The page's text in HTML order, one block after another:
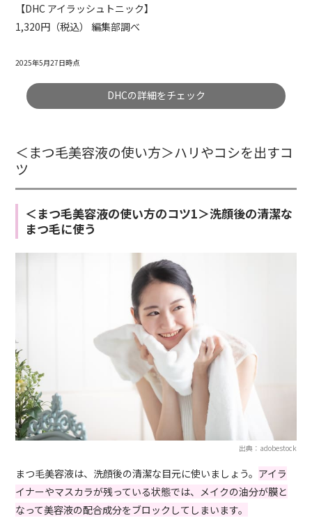
【DHC アイラッシュトニック】
1,320円（税込） 編集部調べ
2025年5月27日時点
DHCの詳細をチェック
＜まつ毛美容液の使い方＞ハリやコシを出すコ
ツ
＜まつ毛美容液の使い方のコツ1＞洗顔後の清潔な
まつ毛に使う
出典：adobestock
まつ毛美容液は、洗顔後の清潔な目元に使いましょう。 アイラ
イナーやマスカラが残っている状態では、メイクの油分が膜と
なって美容液の配合成分をブロックしてしまいます。